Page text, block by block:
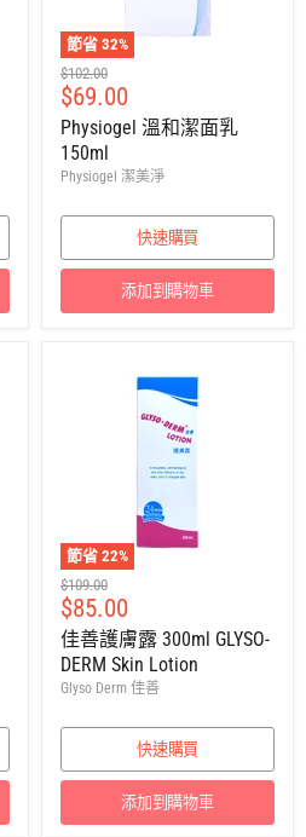
節省 32%
建
議
零
售
價
$102.00
售
價
$69.00
Physiogel 溫和潔面乳
150ml
Physiogel 潔美淨
快速購買
添加到購物車
節省 22%
建
議
零
售
價
$109.00
售
價
$85.00
佳善護膚露 300ml GLYSO-
DERM Skin Lotion
Glyso Derm 佳善
快速購買
添加到購物車